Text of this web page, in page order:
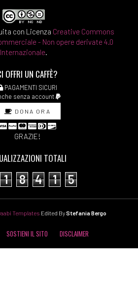
con Licenza Creative Commons
- Non opere derivate 4.0
Internazionale
OFFRI UN CAFFÈ?
PAGAMENTI SICURI
senza account
DONA ORA
GRAZIE!
TOTALI
1 8 4 1 5
Templates Edited ByStefania Bergo
SOSTIENI IL SITO DISCLAIMER